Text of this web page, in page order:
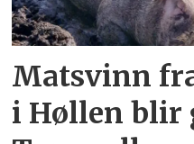
Matsvinn
i Høllen blir